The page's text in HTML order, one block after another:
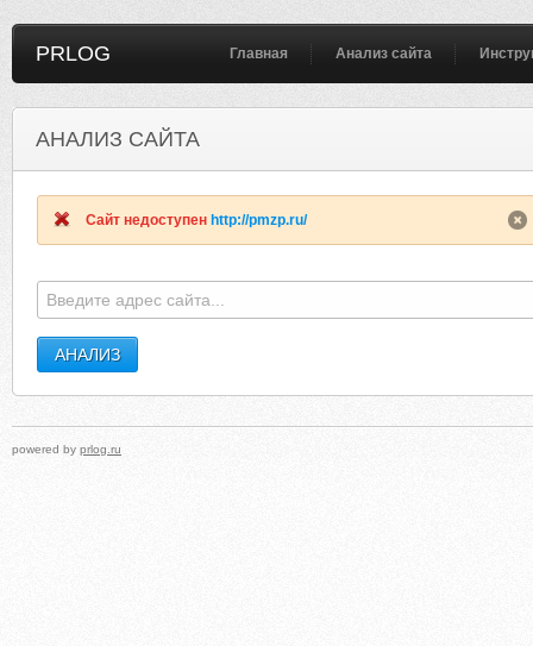
PRLOG Главная Анализ сайта
АНАЛИЗ САЙТА
Сайт недоступен http://pmzp.ru/
powered by prlog.ru